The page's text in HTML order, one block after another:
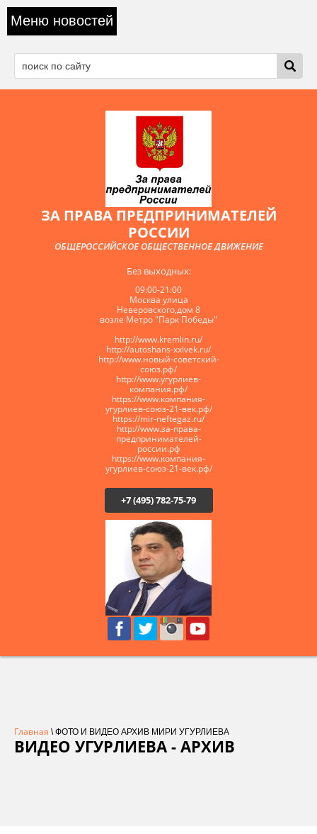
Меню новостей
ЗА ПРАВА ПРЕДПРИНИМАТЕЛЕЙ
РОССИИ
ОБЩЕРОССИЙСКОЕ ОБЩЕСТВЕННОЕ ДВИЖЕНИЕ
Без выходных:
09:00-21:00
Москва улица
Неверовского,дом 8
возле Метро "Парк Победы"
http://www.kremlin.ru/
http://autoshans-xxlvek.ru/
​http://www.новый-советский-
союз.рф/
http://www.угурлиев-
компания.рф/
https://www.компания-
угурлиев-союз-21-век.рф/
https://mir-neftegaz.ru/
http://www.за-права-
предпринимателей-
россии.рф
https://www.компания-
угурлиев-союз-21-век.рф/
+7 (495) 782-75-79
Главная \ ФОТО И ВИДЕО АРХИВ МИРИ УГУРЛИЕВА
ВИДЕО УГУРЛИЕВА - АРХИВ